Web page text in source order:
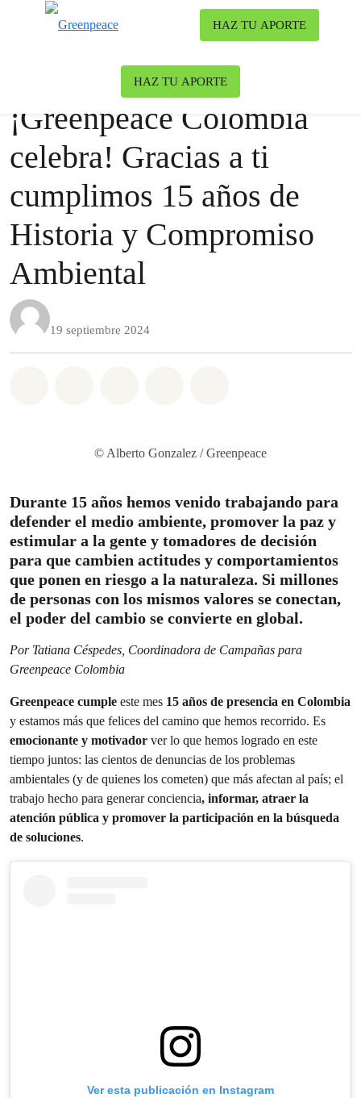
HAZ TU APORTE
HAZ TU APORTE
Justicia Urbana |
¡Greenpeace Colombia
celebra! Gracias a ti
cumplimos 15 años de
Historia y Compromiso
Ambiental
19 septiembre 2024
© Alberto Gonzalez / Greenpeace
Durante 15 años hemos venido trabajando para
defender el medio ambiente, promover la paz y
estimular a la gente y tomadores de decisión
para que cambien actitudes y comportamientos
que ponen en riesgo a la naturaleza. Si millones
de personas con los mismos valores se conectan,
el poder del cambio se convierte en global.
Por Tatiana Céspedes, Coordinadora de Campañas para
Greenpeace Colombia
Greenpeace cumple este mes 15 años de presencia en Colombia
y estamos más que felices del camino que hemos recorrido. Es
emocionante y motivador ver lo que hemos logrado en este
tiempo juntos: las cientos de denuncias de los problemas
ambientales (y de quienes los cometen) que más afectan al país; el
trabajo hecho para generar conciencia, informar, atraer la
atención pública y promover la participación en la búsqueda
de soluciones.
Ver esta publicación en Instagram